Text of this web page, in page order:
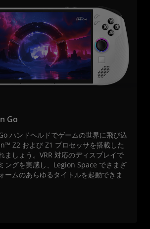
Go
ハンドヘルドでゲームの世界に飛び込
Z2 および Z1 プロセッサを搭載した
ましょう。VRR 対応のディスプレイで
ングを実感し、Legion Space でさまざ
ームのあらゆるタイトルを起動できま